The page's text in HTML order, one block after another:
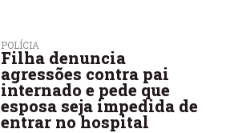
POLÍCIA
Filha denuncia
agressões contra pai
internado e pede que
esposa seja impedida de
entrar no hospital